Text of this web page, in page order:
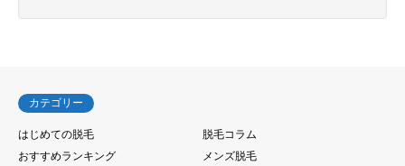
カテゴリー
はじめての脱毛
脱毛コラム
おすすめランキング
メンズ脱毛